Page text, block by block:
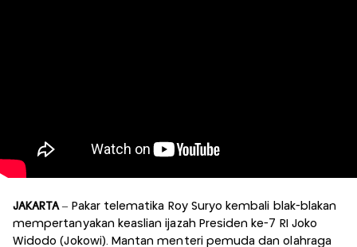
JAKARTA– Pakar telematika Roy Suryo kembali blak-blakan
mempertanyakan keaslian ijazah Presiden ke-7 RI Joko
Widodo (Jokowi). Mantan menteri pemuda dan olahraga